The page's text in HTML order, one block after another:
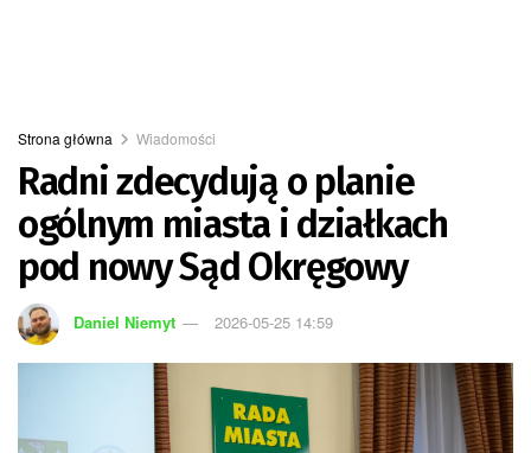
Strona główna Wiadomości
Radni zdecydują o planie
ogólnym miasta i działkach
pod nowy Sąd Okręgowy
Daniel Niemyt 2026-05-25 14:59